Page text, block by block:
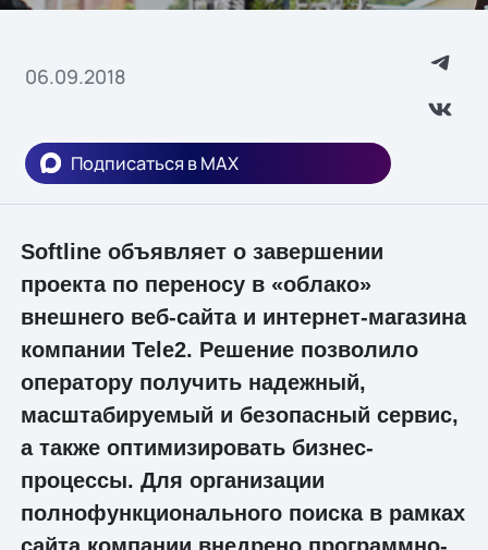
06.09.2018
Подписаться в MAX
Softline объявляет о завершении
проекта по переносу в «облако»
внешнего веб-сайта и интернет-магазина
компании Tele2. Решение позволило
оператору получить надежный,
масштабируемый и безопасный сервис,
а также оптимизировать бизнес-
процессы. Для организации
полнофункционального поиска в рамках